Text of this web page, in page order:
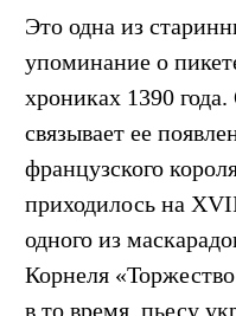
Это одна из
упоминание о
хрониках 1390
связывает ее
французского
приходилось на
одного из
Корнеля
в то время, пьесу